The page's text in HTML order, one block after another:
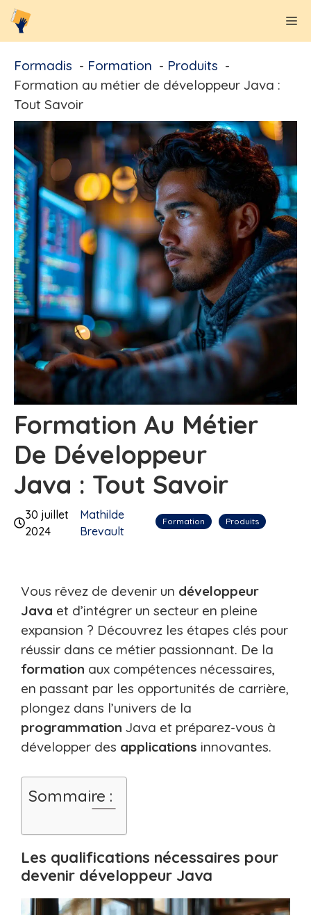
Aller
au
Formadis Formation
Produits
Formation au métier de développeur Java :
Tout Savoir
Formation Au Métier
De Développeur
Java : Tout Savoir
30 juillet
2024
Mathilde
Brevault
Formation Produits
Vous rêvez de devenir un développeur
Java et d’intégrer un secteur en pleine
expansion ? Découvrez les étapes clés pour
réussir dans ce métier passionnant. De la
formation aux compétences nécessaires,
en passant par les opportunités de carrière,
plongez dans l’univers de la
programmation Java et préparez-vous à
développer des applications innovantes.
Sommaire :
Les qualifications nécessaires pour
devenir développeur Java